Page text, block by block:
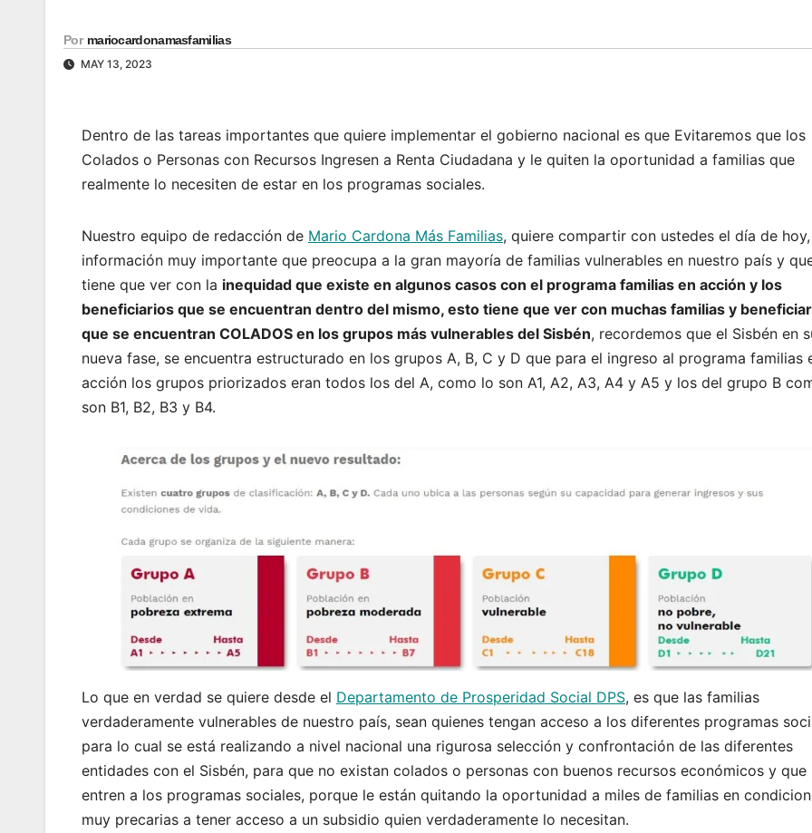
Por mariocardonamasfamilias
MAY 13, 2023
Dentro de las tareas importantes que quiere implementar el gobierno nacional es que Evitaremos que los
Colados o Personas con Recursos Ingresen a Renta Ciudadana y le quiten la oportunidad a familias que
realmente lo necesiten de estar en los programas sociales.
Nuestro equipo de redacción de Mario Cardona Más Familias, quiere compartir con ustedes el día de
información muy importante que preocupa a la gran mayoría de familias vulnerables en nuestro país y
tiene que ver con la inequidad que existe en algunos casos con el programa familias en acción y los
beneficiarios que se encuentran dentro del mismo, esto tiene que ver con muchas familias y
que se encuentran COLADOS en los grupos más vulnerables del Sisbén, recordemos que el Sisbén en
nueva fase, se encuentra estructurado en los grupos A, B, C y D que para el ingreso al programa familias
acción los grupos priorizados eran todos los del A, como lo son A1, A2, A3, A4 y A5 y los del grupo B
son B1, B2, B3 y B4.
Lo que en verdad se quiere desde el Departamento de Prosperidad Social DPS, es que las familias
verdaderamente vulnerables de nuestro país, sean quienes tengan acceso a los diferentes programas
para lo cual se está realizando a nivel nacional una rigurosa selección y confrontación de las diferentes
entidades con el Sisbén, para que no existan colados o personas con buenos recursos económicos y que
entren a los programas sociales, porque le están quitando la oportunidad a miles de familias en
muy precarias a tener acceso a un subsidio quien verdaderamente lo necesitan.